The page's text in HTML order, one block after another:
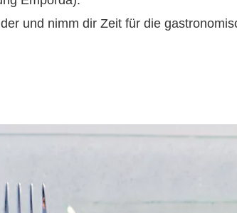
und nimm dir Zeit für die